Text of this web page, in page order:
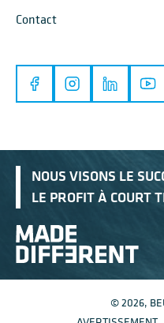
Contact
NOUS VISONS LE
LE PROFIT À COURT
© 2026,